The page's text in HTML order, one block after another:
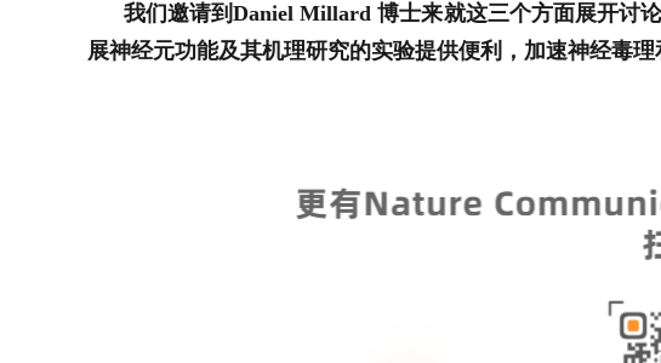
我们邀请到Daniel Millard 博士来就这三个方面展开讨
展神经元功能及其机理研究的实验提供便利，加速神经毒理